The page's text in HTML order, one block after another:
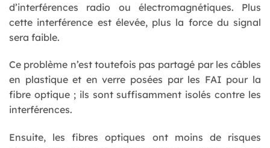
d’interférences radio ou électromagnétiques. Plus
cette interférence est élevée, plus la force du signal
sera faible.
Ce problème n’est toutefois pas partagé par les câbles
en plastique et en verre posées par les FAI pour la
fibre optique ; ils sont suffisamment isolés contre les
interférences.
Ensuite, les fibres optiques ont moins de risques